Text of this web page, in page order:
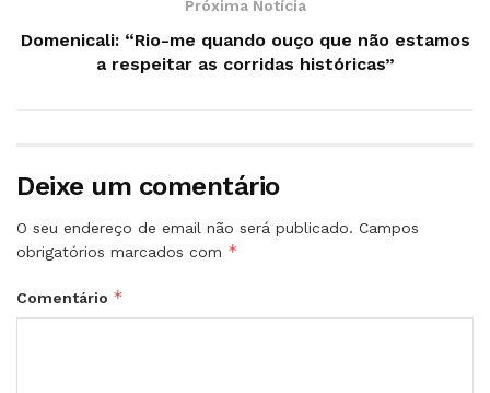
Próxima Notícia
Domenicali: “Rio-me quando ouço que não estamos
a respeitar as corridas históricas”
Deixe um comentário
O seu endereço de email não será publicado. Campos
obrigatórios marcados com *
Comentário *